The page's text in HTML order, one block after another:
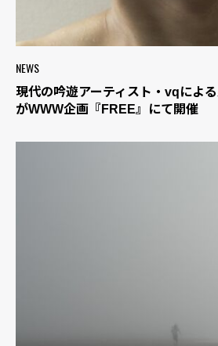
NEWS
現代の吟遊アーティスト・vqによ
がWWW企画『FREE』にて開催